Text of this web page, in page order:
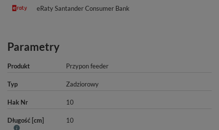
eRaty Santander Consumer Bank
Parametry
Produkt Przypon feeder
Typ Zadziorowy
Hak Nr 10
Długość [cm] 10